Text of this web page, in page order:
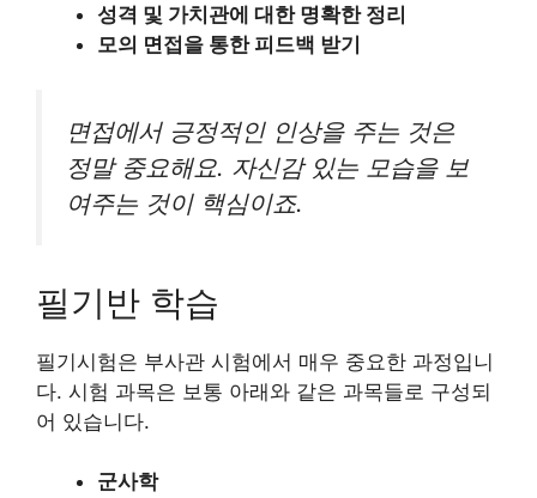
성격 및 가치관에 대한 명확한 정리
모의 면접을 통한 피드백 받기
면접에서 긍정적인 인상을 주는 것은
정말 중요해요. 자신감 있는 모습을 보
여주는 것이 핵심이죠.
필기반 학습
필기시험은 부사관 시험에서 매우 중요한 과정입니
다. 시험 과목은 보통 아래와 같은 과목들로 구성되
어 있습니다.
군사학